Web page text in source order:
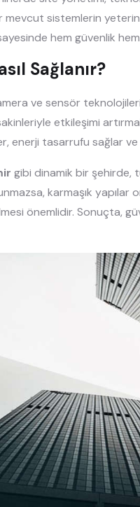
mevcut sistemlerin
hem güvenlik
Sağlanır?
ve sensör
etkileşimi
enerji tasarrufu sağlar
gibi dinamik bir şehirde,
karmaşık yapılar
önemlidir. Sonuçta,